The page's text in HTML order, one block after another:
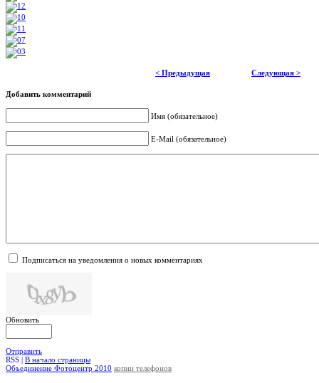
< Предыдущая Следующая >
Добавить комментарий
Имя (обязательное)
E-Mail (обязательное)
Подписаться на уведомления о новых комментариях
Обновить
Отправить
RSS | В начало страницы
Объединение Фотоцентр 2010 копии телефонов